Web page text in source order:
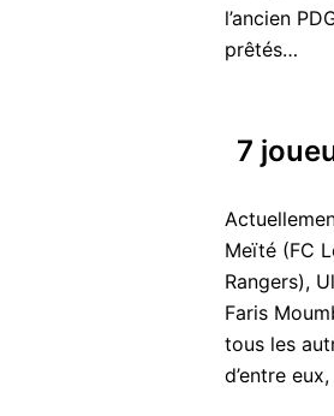
l’ancien
prêtés…
7
Meïté (FC
Rangers),
Faris
tous les
d’entre